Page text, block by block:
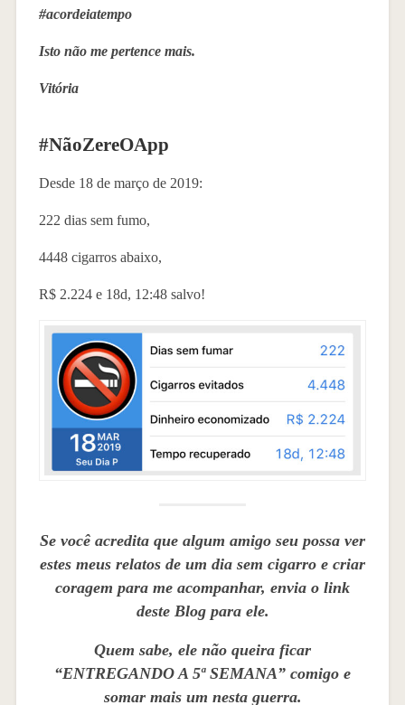
#acordeiatempo
Isto não me pertence mais.
Vitória
#NãoZereOApp
Desde 18 de março de 2019:
222 dias sem fumo,
4448 cigarros abaixo,
R$ 2.224 e 18d, 12:48 salvo!
Se você acredita que algum amigo seu possa ver
estes meus relatos de um dia sem cigarro e criar
coragem para me acompanhar, envia o link
deste Blog para ele.
Quem sabe, ele não queira ficar
“ENTREGANDO A 5ª SEMANA” comigo e
somar mais um nesta guerra.